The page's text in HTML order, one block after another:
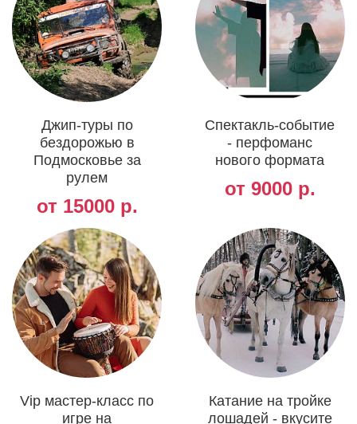
Джип-туры по
бездорожью в
Подмосковье за
рулем
от 15000 р.
Спектакль-событие
- перфоманс
нового формата
от 9000 р.
Vip мастер-класс по
игре на
Катание на тройке
лошадей - вкусите